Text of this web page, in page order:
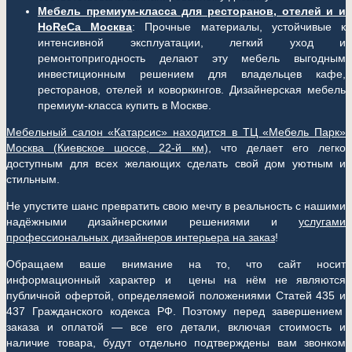
Мебель премиум-класса для ресторанов, отелей и и
HoReCa Москва: Прочные материалы, устойчивые к
интенсивной эксплуатации, легкий уход и
ремонтопригодность делают эту мебель выгодным
инвестиционным решением для владельцев кафе,
ресторанов, отелей и коворкингов. Дизайнерская мебель
премиум-класса купить в Москве.
Мебельный салон «Катарсис» находится в ТЦ «Мебель Парк»
Москва (Киевское шоссе, 22-й км) , что делает его легко
доступным для всех желающих сделать свой дом уютным и
стильным.
Не упустите шанс превратить свою мечту в реальность с нашими
надёжными дизайнерскими решениями и услугами
профессиональных дизайнеров интерьера на заказ!
Обращаем ваше внимание на то, что сайт носит
информационный характер и цены на нём не являются
публичной офертой, определяемой положениями Статей 435 и
437 Гражданского кодекса РФ. Поэтому перед завершением
заказа и оплатой — все его детали, включая стоимость и
наличие товара, будут отдельно подтверждены вам звонком